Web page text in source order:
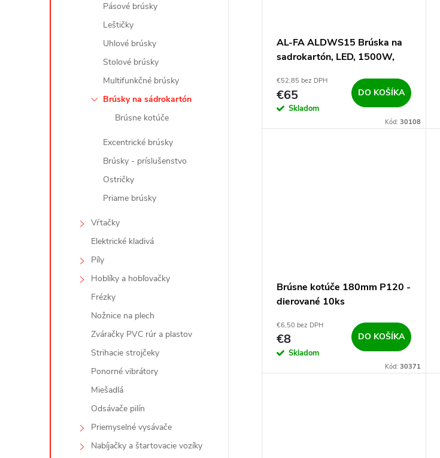
Pásové brúsky
Leštičky
Uhlové brúsky
Stolové brúsky
Multifunkčné brúsky
Brúsky na sádrokartón
Brúsne kotúče
Excentrické brúsky
Brúsky - príslušenstvo
Ostričky
Priame brúsky
Vŕtačky
Elektrické kladivá
Píly
Hoblíky a hobľovačky
Frézky
Nožnice na plech
Zváračky PVC rúr a plastov
Strihacie strojčeky
Ponorné vibrátory
Miešadlá
Odsávače pilín
Priemyselné vysávače
Nabíjačky a štartovacie vozíky
d
d
AL-FA ALDWS15 Brúska na
sadrokartón, LED, 1500W,
€52,85 bez DPH
€65
Skladom
DO KOŠÍKA
Kód:30108
Brúsne kotúče 180mm P120 -
dierované 10ks
€6,50 bez DPH
€8
Skladom
DO KOŠÍKA
Kód:30371